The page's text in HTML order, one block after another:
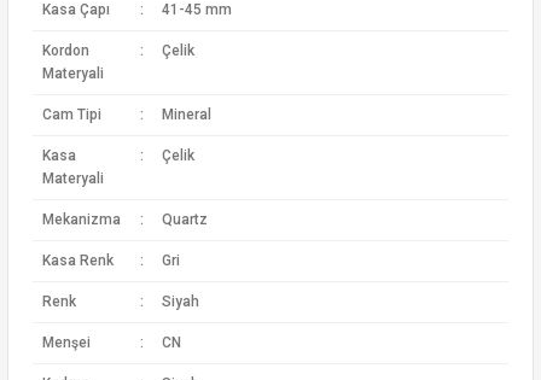
Kasa Çapı : 41-45 mm
Kordon
Materyali
: Çelik
Cam Tipi : Mineral
Kasa
Materyali
: Çelik
Mekanizma : Quartz
Kasa Renk : Gri
Renk : Siyah
Menşei : CN